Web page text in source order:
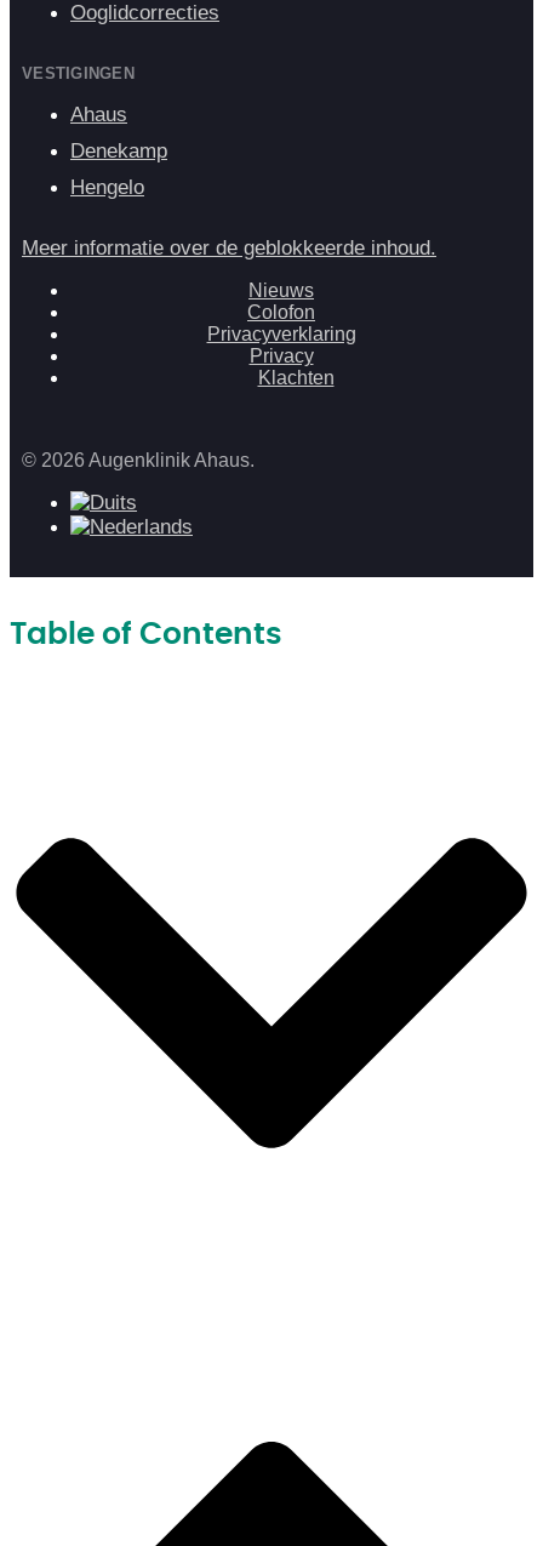
Ooglidcorrecties
VESTIGINGEN
Ahaus
Denekamp
Hengelo
Meer informatie over de geblokkeerde inhoud.
Nieuws
Colofon
Privacyverklaring
Privacy
Klachten
© 2026 Augenklinik Ahaus.
Table of Contents